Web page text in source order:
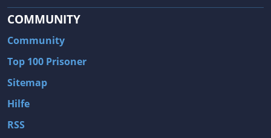
COMMUNITY
Community
Top 100 Prisoner
Sitemap
Hilfe
RSS